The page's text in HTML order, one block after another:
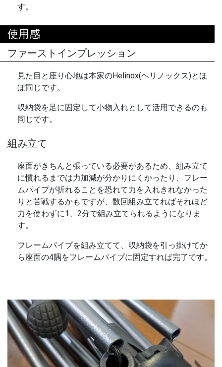
す。
使用感
ファーストインプレッション
見た目と座り心地は本家のHelinox(ヘリノックス)とほ
ぼ同じです。
収納袋を足に固定して小物入れとして活用できるのも
同じです。
組み立て
座面がきちんと張っている必要があるため、組み立て
に慣れるまでは力加減が分かりにくかったり、フレー
ムパイプが折れることを恐れて力を入れきれなかった
りと苦戦するかもですが、数回組み立てればそれほど
力を使わずに1、2分で組み立てられるようになりま
す。
フレームパイプを組み立てて、収納袋を引っ掛けてか
ら座面の4隅をフレームパイプに固定すれば完了です。